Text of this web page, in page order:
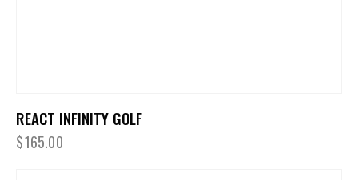
REACT INFINITY GOLF
$165.00